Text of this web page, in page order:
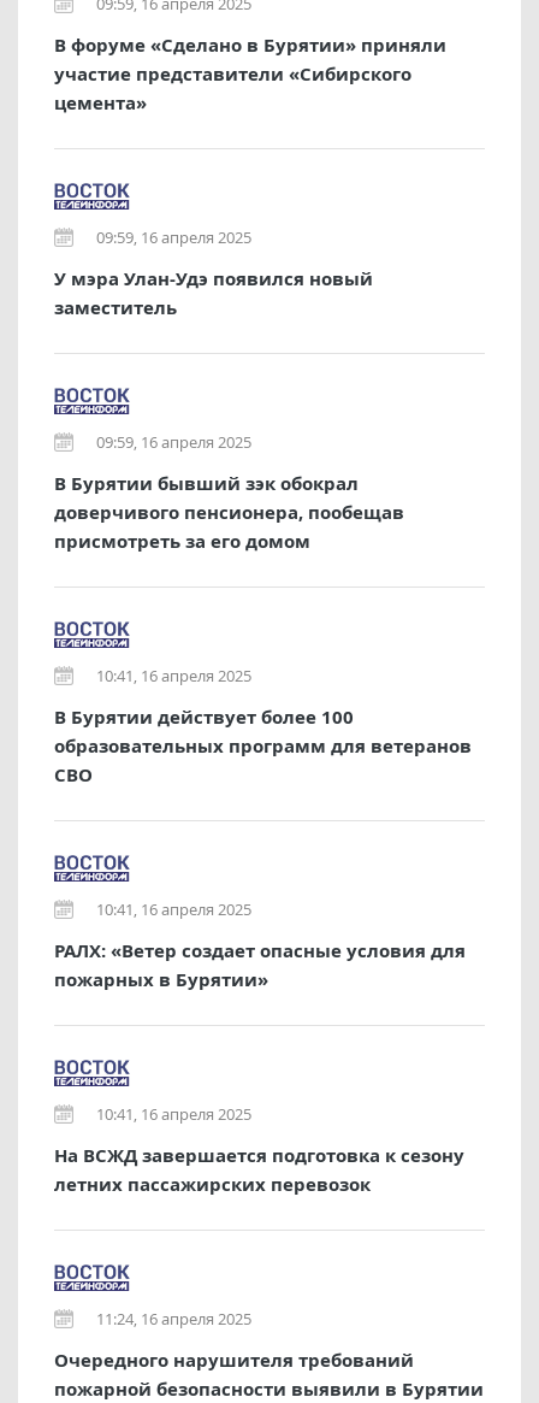
В форуме «Сделано в Бурятии» приняли
участие представители «Сибирского
цемента»
09:59, 16 апреля 2025
У мэра Улан-Удэ появился новый
заместитель
09:59, 16 апреля 2025
В Бурятии бывший зэк обокрал
доверчивого пенсионера, пообещав
присмотреть за его домом
10:41, 16 апреля 2025
В Бурятии действует более 100
образовательных программ для ветеранов
СВО
10:41, 16 апреля 2025
РАЛХ: «Ветер создает опасные условия для
пожарных в Бурятии»
10:41, 16 апреля 2025
На ВСЖД завершается подготовка к сезону
летних пассажирских перевозок
11:24, 16 апреля 2025
Очередного нарушителя требований
пожарной безопасности выявили в Бурятии